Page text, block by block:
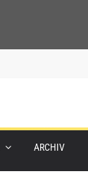
ARCHIV